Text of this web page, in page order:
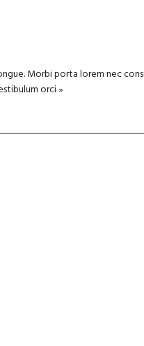
Morbi porta lorem nec
orci »